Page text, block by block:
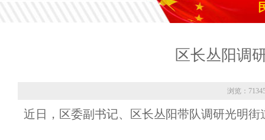
区长丛阳调
浏览：
近日，区委副书记、区长丛阳带队调研光明